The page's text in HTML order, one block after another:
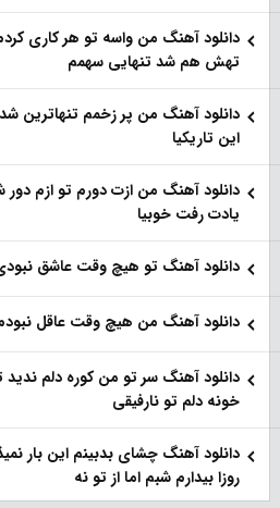
دانلود آهنگ من واسه تو هر کاری
تهش هم شد تنهایی سهمم
دانلود آهنگ من پر زخمم تنهاترین
این تاریکیا
دانلود آهنگ من ازت دورم تو ازم
یادت رفت خوبیا
دانلود آهنگ تو هیچ وقت عاشق
دانلود آهنگ من هیچ وقت عاقل
دانلود آهنگ سر تو من کوره دلم
خونه دلم تو نارفیقی
دانلود آهنگ چشای بدبینم این بار
روزا بیدارم شبم اما از تو نه